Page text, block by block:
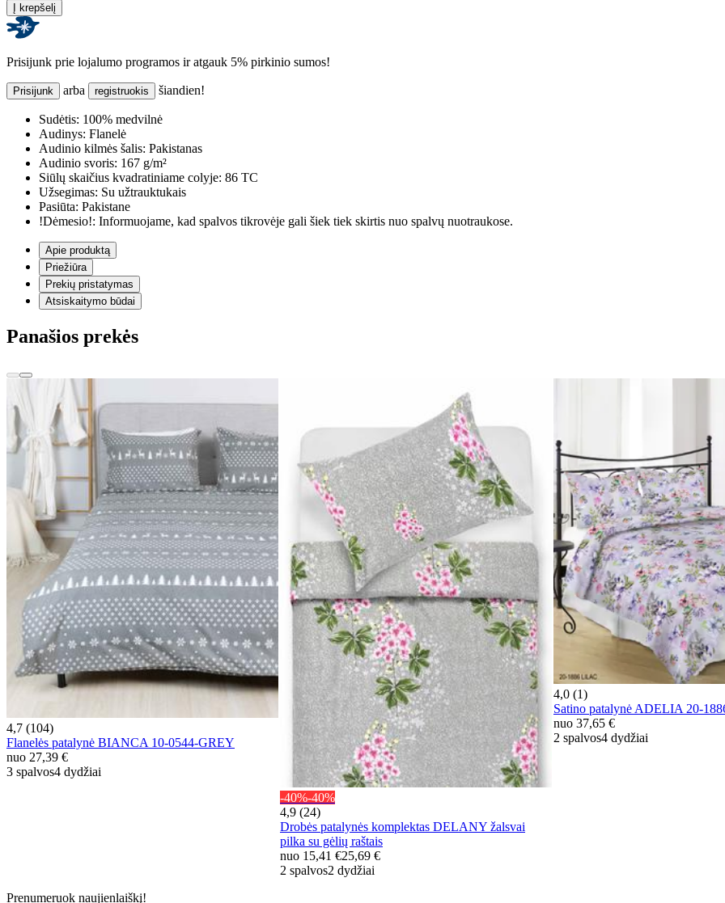
Į krepšelį
Prisijunk prie lojalumo programos ir atgauk 5% pirkinio sumos!
Prisijunk arba registruokis šiandien!
Sudėtis: 100% medvilnė
Audinys: Flanelė
Audinio kilmės šalis: Pakistanas
Audinio svoris: 167 g/m²
Siūlų skaičius kvadratiniame colyje: 86 TC
Užsegimas: Su užtrauktukais
Pasiūta: Pakistane
!Dėmesio!: Informuojame, kad spalvos tikrovėje gali šiek tiek skirtis nuo spalvų nuotraukose.
Apie produktą
Priežiūra
Prekių pristatymas
Atsiskaitymo būdai
Panašios prekės
4,7 (104)
Flanelės patalynė BIANCA 10-0544-GREY
nuo 27,39 €
3 spalvos4 dydžiai
-40%-40%
4,9 (24)
Drobės patalynės komplektas DELANY žalsvai
pilka su gėlių raštais
nuo 15,41 €25,69 €
2 spalvos2 dydžiai
4,0 (1)
Satino patalynė ADELIA 20-
nuo 37,65 €
2 spalvos4 dydžiai
Prenumeruok naujienlaiškį!